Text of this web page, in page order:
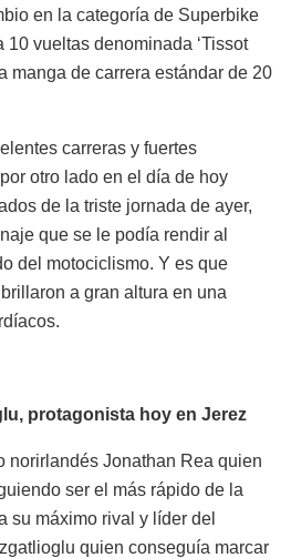
en la categoría de Superbike
vueltas denominada ‘Tissot
manga de carrera estándar de 20
carreras y fuertes
otro lado en el día de hoy
de la triste jornada de ayer,
que se le podía rendir al
del motociclismo. Y es que
a gran altura en una
protagonista hoy en Jerez
norirlandés Jonathan Rea quien
ser el más rápido de la
su máximo rival y líder del
quien conseguía marcar